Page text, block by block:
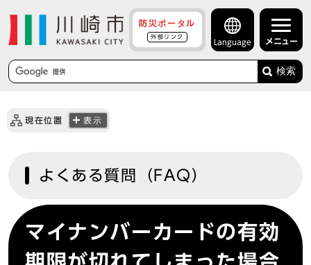
防災ポータル
外部リンク
Language メニュー
検索
現在位置 表示
よくある質問（FAQ）
マイナンバーカードの有効